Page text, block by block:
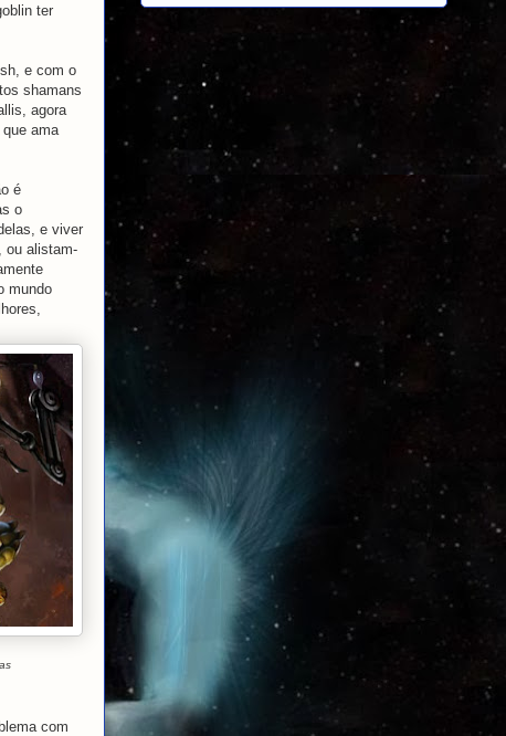
ter
e com o
shamans
agora
ama
é
o
e viver
ou alistam-
mundo
com